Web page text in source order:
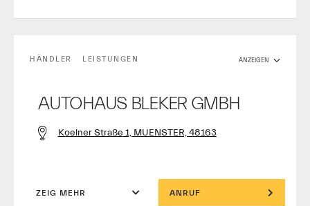
ANZEIGEN
HÄNDLER LEISTUNGEN
AUTOHAUS BLEKER GMBH
Koelner Straße 1, MUENSTER, 48163
ZEIG MEHR ANRUF